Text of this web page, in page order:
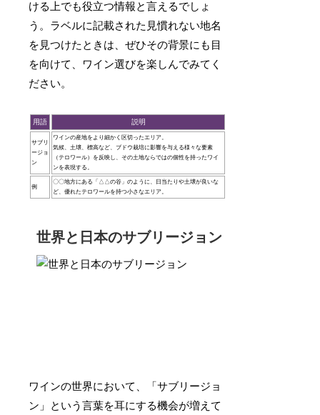
ける上でも役立つ情報と言えるでしょ
う。ラベルに記載された見慣れない地名
を見つけたときは、ぜひその背景にも目
を向けて、ワイン選びを楽しんでみてく
ださい。
用語 説明
サブリ
ージョ
ン
ワインの産地をより細かく区切ったエリア。
気候、土壌、標高など、ブドウ栽培に影響を与える様々な要素
（テロワール）を反映し、その土地ならではの個性を持ったワイ
ンを表現する。
例
〇〇地方にある「△△の谷」のように、日当たりや土壌が良いな
ど、優れたテロワールを持つ小さなエリア。
世界と日本のサブリージョン
ワインの世界において、「サブリージョ
ン」という言葉を耳にする機会が増えて